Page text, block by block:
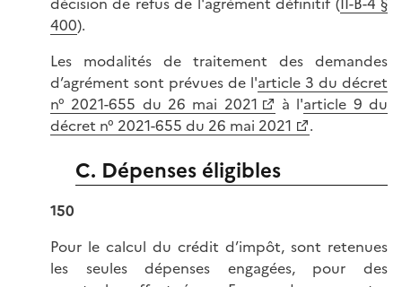
400).
Les modalités de traitement des demandes
d’agrément sont prévues de l'article 3 du décret
n° 2021-655 du 26 mai 2021
à l'article 9 du
décret n° 2021-655 du 26 mai 2021
.
C. Dépenses éligibles
150
Pour le calcul du crédit d’impôt, sont retenues
les seules dépenses engagées, pour des